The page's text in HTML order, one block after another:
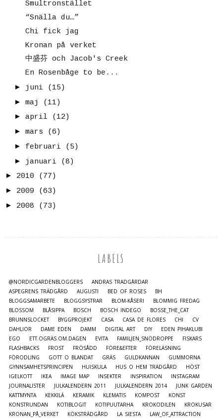
Smultronstället
“Snälla du…”
Chi fick jag
Kronan på verket
中盛芬 och Jacob's Creek
En Rosenbåge to be...
► juni
(15)
► maj
(11)
► april
(12)
► mars
(6)
► februari
(5)
► januari
(8)
► 2010
(77)
► 2009
(63)
► 2008 (73)
LABELS
@NORDICGARDENBLOGGERS
ANDRAS TRÄDGÅRDAR
ASPEGRENS TRÄDGÅRD
AUGUSTI BED OF ROSES
BH
BLOGGSAMARBETE
BLOGGSYSTRAR BLOM-KÅSERI
BLOMMIG FREDAG
BLOSSOM
BLÅSIPPA BOSCH BOSCH INDEGO
BOSSE_THE_CAT
BRUNNSLOCKET
BYGGPROJEKT CASA CASA DE FLORES CHI
CV
DAHLIOR
DAME EDEN DAMM DIGITAL ART DIY
EDEN PIHAKLUBI
EGO
ETT.OGRÄS.OM.DAGEN EVITA FAMILJEN_SNÖDROPPE
FISKARS
FLASHBACKS
FROST FRÖSÅDD FÖRE&EFTER
FÖRELÄSNING
FÖRODLING
GOTT O BLANDAT GRÄS GULDKANNAN
GUMMORNA
GYNNSAMHETSPRINCIPEN
HUISKULA HUS O HEM TRÄDGÅRD
HÖST
IGELKOTT
IKEA IMAGE MAP INSEKTER INSPIRATION
INSTAGRAM
JOURNALISTER
JULKALENDERN 2011 JULKALENDERN 2014
JUNK GARDEN
KATTMYNTA
KEKKILÄ KERAMIK KLEMATIS KOMPOST
KONST
KONSTRUNDAN
KOTIBLOGIT KOTIPUUTARHA KROKODILEN
KROKUSAR
KRONAN_PÅ_VERKET
KÖKSTRÄDGÅRD LA SIESTA
LAW_OF_ATTRACTION